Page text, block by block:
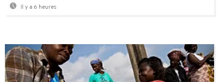
Il y a 6 heures